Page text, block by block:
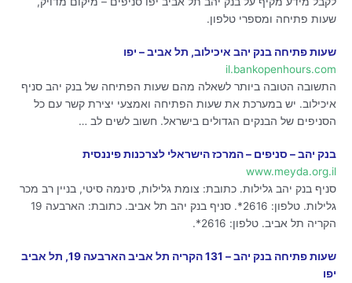
שעות פתיחה ומספרי טלפון.
שעות פתיחה בנק יהב איכילוב, תל אביב – יפו
il.bankopenhours.com
התשובה הטובה ביותר לשאלה מהם שעות הפתיחה של בנק יהב סניף
איכילוב. יש במערכת את שעות הפתיחה ואמצעי יצירת קשר עם כל
הסניפים של הבנקים הגדולים בישראל. חשוב לשים לב …
בנק יהב – סניפים – המרכז הישראלי לצרכנות פיננסית
www.meyda.org.il
סניף בנק יהב גלילות. כתובת: צומת גלילות, סינמה סיטי, בניין רב מכר
גלילות. טלפון: 2616*. סניף בנק יהב תל אביב. כתובת: הארבעה 19
הקריה תל אביב. טלפון: 2616*.
שעות פתיחה בנק יהב – 131 הקריה תל אביב הארבעה 19, תל אביב
יפו